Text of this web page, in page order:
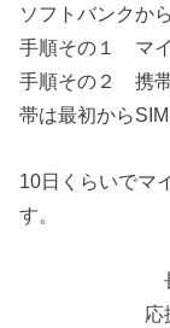
ソフトバンクか
手順その１ マイ
手順その２ 携
帯は最初から
10日くらいでマ
す。
応